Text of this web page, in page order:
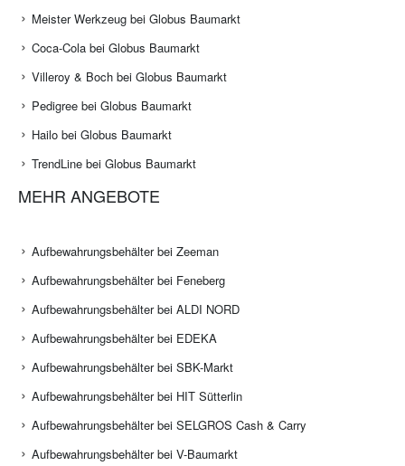
Meister Werkzeug bei Globus Baumarkt
Coca-Cola bei Globus Baumarkt
Villeroy & Boch bei Globus Baumarkt
Pedigree bei Globus Baumarkt
Hailo bei Globus Baumarkt
TrendLine bei Globus Baumarkt
MEHR ANGEBOTE
Aufbewahrungsbehälter bei Zeeman
Aufbewahrungsbehälter bei Feneberg
Aufbewahrungsbehälter bei ALDI NORD
Aufbewahrungsbehälter bei EDEKA
Aufbewahrungsbehälter bei SBK-Markt
Aufbewahrungsbehälter bei HIT Sütterlin
Aufbewahrungsbehälter bei SELGROS Cash & Carry
Aufbewahrungsbehälter bei V-Baumarkt